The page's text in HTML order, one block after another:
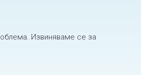
Извиняваме се за